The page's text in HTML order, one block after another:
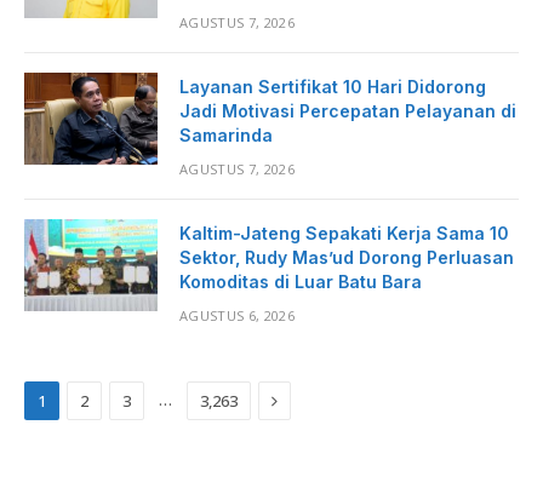
AGUSTUS 7, 2026
Layanan Sertifikat 10 Hari Didorong
Jadi Motivasi Percepatan Pelayanan di
Samarinda
AGUSTUS 7, 2026
Kaltim-Jateng Sepakati Kerja Sama 10
Sektor, Rudy Mas’ud Dorong Perluasan
Komoditas di Luar Batu Bara
AGUSTUS 6, 2026
1 2 3 … 3,263 Next